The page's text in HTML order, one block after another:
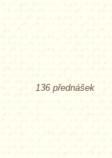
136 přednášek